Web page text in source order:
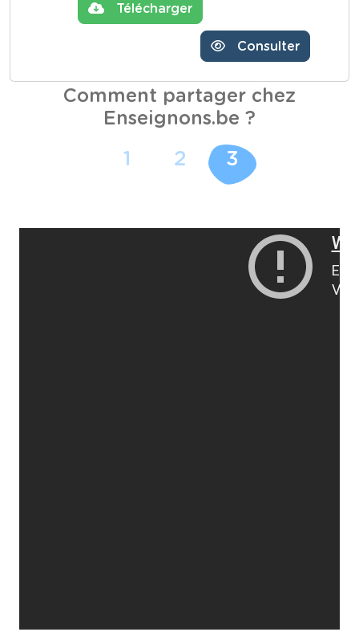
Télécharger
Consulter
Comment partager chez
Enseignons.be ?
1 2 3